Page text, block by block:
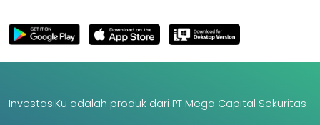
InvestasiKu adalah produk dari PT Mega Capital Sekuritas